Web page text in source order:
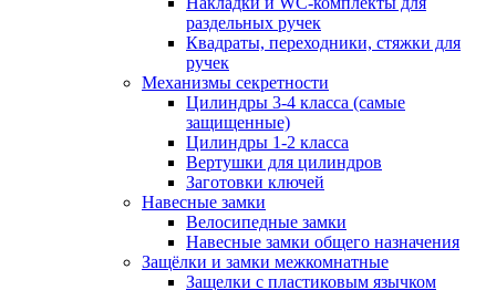
раздельных ручек
Квадраты, переходники, стяжки для
ручек
Механизмы секретности
Цилиндры 3-4 класса (самые
защищенные)
Цилиндры 1-2 класса
Вертушки для цилиндров
Заготовки ключей
Навесные замки
Велосипедные замки
Навесные замки общего назначения
Защёлки и замки межкомнатные
Защелки с пластиковым язычком